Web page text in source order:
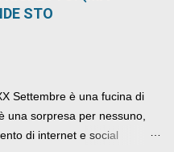
STO
Settembre è una fucina di
una sorpresa per nessuno,
di internet e social